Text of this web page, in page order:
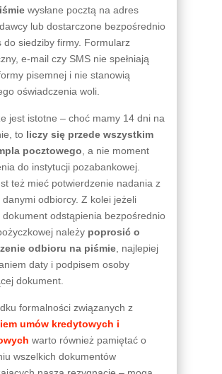
wysłane pocztą na adres
lub dostarczone bezpośrednio
do siedziby firmy. Formularz
e-mail czy SMS nie spełniają
pisemnej i nie stanowią
oświadczenia woli.
jest istotne – choć mamy 14 dni na
to liczy się przede wszystkim
pocztowego , a nie moment
do instytucji pozabankowej.
też mieć potwierdzenie nadania z
odbiorcy. Z kolei jeżeli
dokument odstąpienia bezpośrednio
należy poprosić o
odbioru na piśmie , najlepiej
daty i podpisem osoby
dokument.
formalności związanych z
umów kredytowych i
warto również pamiętać o
wszelkich dokumentów